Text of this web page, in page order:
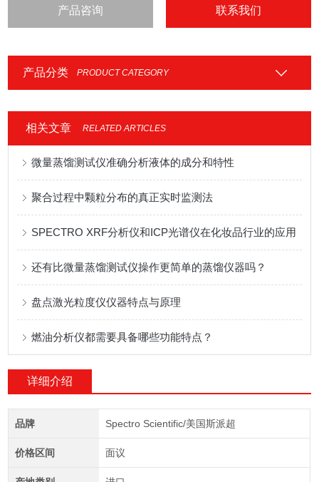
产品咨询 联系我们
产品分类 PRODUCT CATEGORY
相关文章 RELATED ARTICLES
微量蒸馏测试仪准确分析液体的成分和特性
聚合过程中颗粒分布的真正实时监测法
SPECTRO XRF分析仪和ICP光谱仪在化妆品行业的应用
还有比微量蒸馏测试仪操作更简单的蒸馏仪器吗？
盘点激光粒度仪仪器特点与原理
燃油分析仪都需要具备哪些功能特点？
详细介绍
品牌 Spectro Scientific/美国斯派超
价格区间 面议